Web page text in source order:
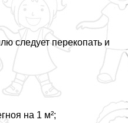
следует перекопать и
на 1 м²;